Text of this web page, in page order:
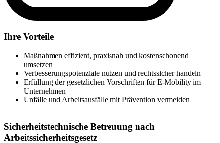
Ihre Vorteile
Maßnahmen effizient, praxisnah und kostenschonend
umsetzen
Verbesserungspotenziale nutzen und rechtssicher handeln
Erfüllung der gesetzlichen Vorschriften für E-Mobility im
Unternehmen
Unfälle und Arbeitsausfälle mit Prävention vermeiden
Sicherheitstechnische Betreuung nach
Arbeitssicherheitsgesetz